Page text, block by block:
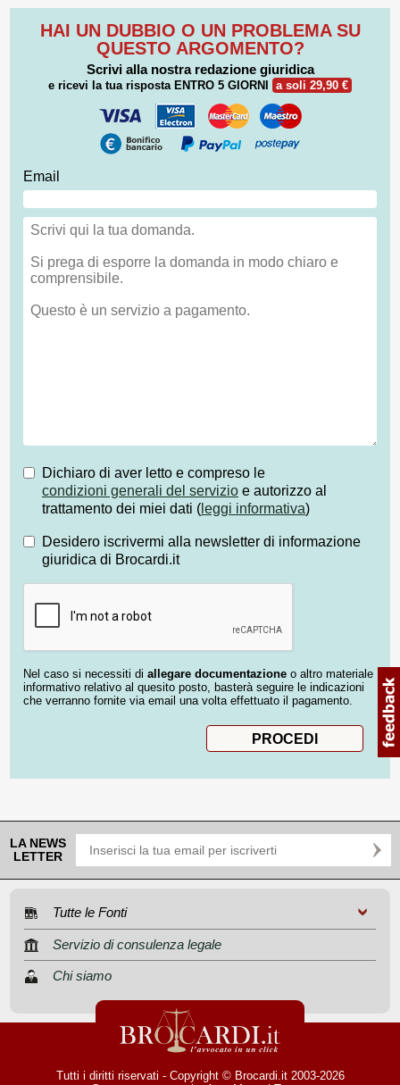
HAI UN DUBBIO O UN PROBLEMA SU
QUESTO ARGOMENTO?
Scrivi alla nostra redazione giuridica
e ricevi la tua risposta ENTRO 5 GIORNI a soli 29,90 €
Email
Dichiaro di aver letto e compreso le
condizioni generali del servizio e autorizzo al
trattamento dei miei dati ( leggi informativa)
Desidero iscrivermi alla newsletter di informazione
giuridica di Brocardi.it
Nel caso si necessiti di allegare documentazione o altro materiale
informativo relativo al quesito posto, basterà seguire le indicazioni
che verranno fornite via email una volta effettuato il pagamento.
LA NEWS
LETTER
Tutte le Fonti
Servizio di consulenza legale
Chi siamo
Tutti i diritti riservati - Copyright © Brocardi.it 2003-2026